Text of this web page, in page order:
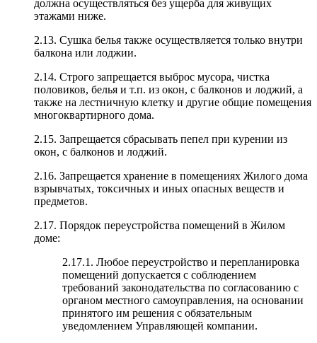
должна осуществляться без ущерба для живущих
этажами ниже.
2.13. Сушка белья также осуществляется только внутри
балкона или лоджии.
2.14. Строго запрещается выброс мусора, чистка
половиков, белья и т.п. из окон, с балконов и лоджий, а
также на лестничную клетку и другие общие помещения
многоквартирного дома.
2.15. Запрещается сбрасывать пепел при курении из
окон, с балконов и лоджий.
2.16. Запрещается хранение в помещениях Жилого дома
взрывчатых, токсичных и иных опасных веществ и
предметов.
2.17. Порядок переустройства помещений в Жилом
доме:
2.17.1. Любое переустройство и перепланировка
помещений допускается с соблюдением
требований законодательства по согласованию с
органом местного самоуправления, на основании
принятого им решения с обязательным
уведомлением Управляющей компании.